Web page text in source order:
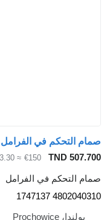
TND
€150
≈ $173.30
التحكم في الفرامل
4802040310
بولندا، Prochowice